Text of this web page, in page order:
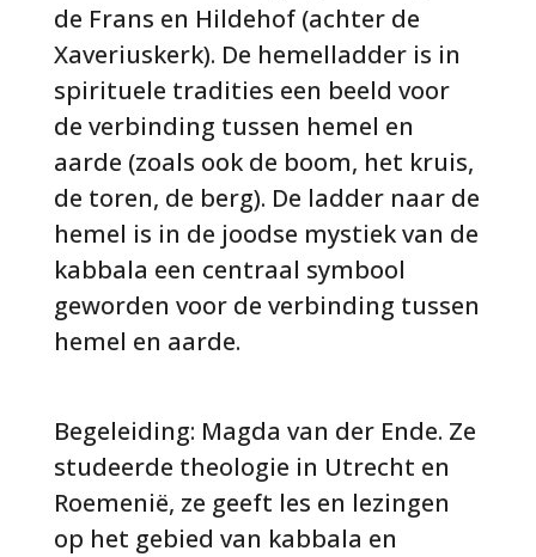
de Frans en Hildehof (achter de
Xaveriuskerk). De hemelladder is in
spirituele tradities een beeld voor
de verbinding tussen hemel en
aarde (zoals ook de boom, het kruis,
de toren, de berg). De ladder naar de
hemel is in de joodse mystiek van de
kabbala een centraal symbool
geworden voor de verbinding tussen
hemel en aarde.
Begeleiding: Magda van der Ende. Ze
studeerde theologie in Utrecht en
Roemenië, ze geeft les en lezingen
op het gebied van kabbala en